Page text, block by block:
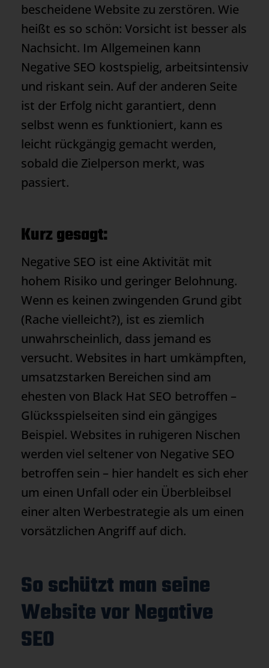
bescheidene Website zu zerstören. Wie
heißt es so schön: Vorsicht ist besser als
Nachsicht. Im Allgemeinen kann
Negative SEO kostspielig, arbeitsintensiv
und riskant sein. Auf der anderen Seite
ist der Erfolg nicht garantiert, denn
selbst wenn es funktioniert, kann es
leicht rückgängig gemacht werden,
sobald die Zielperson merkt, was
passiert.
Kurz gesagt:
Negative SEO ist eine Aktivität mit
hohem Risiko und geringer Belohnung.
Wenn es keinen zwingenden Grund gibt
(Rache vielleicht?), ist es ziemlich
unwahrscheinlich, dass jemand es
versucht. Websites in hart umkämpften,
umsatzstarken Bereichen sind am
ehesten von Black Hat SEO betroffen –
Glücksspielseiten sind ein gängiges
Beispiel. Websites in ruhigeren Nischen
werden viel seltener von Negative SEO
betroffen sein – hier handelt es sich eher
um einen Unfall oder ein Überbleibsel
einer alten Werbestrategie als um einen
vorsätzlichen Angriff auf dich.
So schützt man seine
Website vor Negative
SEO